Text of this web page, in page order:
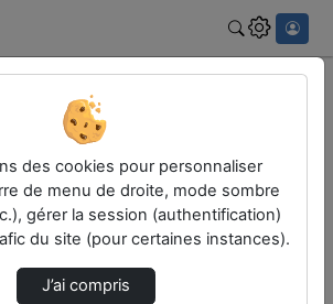
des cookies pour personnaliser
de menu de droite, mode sombre
gérer la session (authentification)
du site (pour certaines instances).
J’ai compris